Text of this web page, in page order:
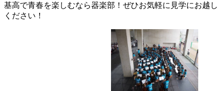
基高で青春を楽しむなら器楽部！ぜひお気軽に見学にお越し
ください！